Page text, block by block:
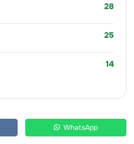
28
25
14
WhatsApp